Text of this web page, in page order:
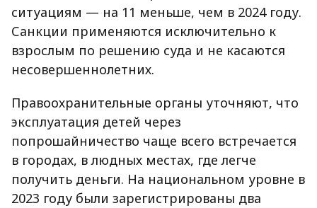
ситуациям — на 11 меньше, чем в 2024 году.
Санкции применяются исключительно к
взрослым по решению суда и не касаются
несовершеннолетних.
Правоохранительные органы уточняют, что
эксплуатация детей через
попрошайничество чаще всего встречается
в городах, в людных местах, где легче
получить деньги. На национальном уровне в
2023 году были зарегистрированы два